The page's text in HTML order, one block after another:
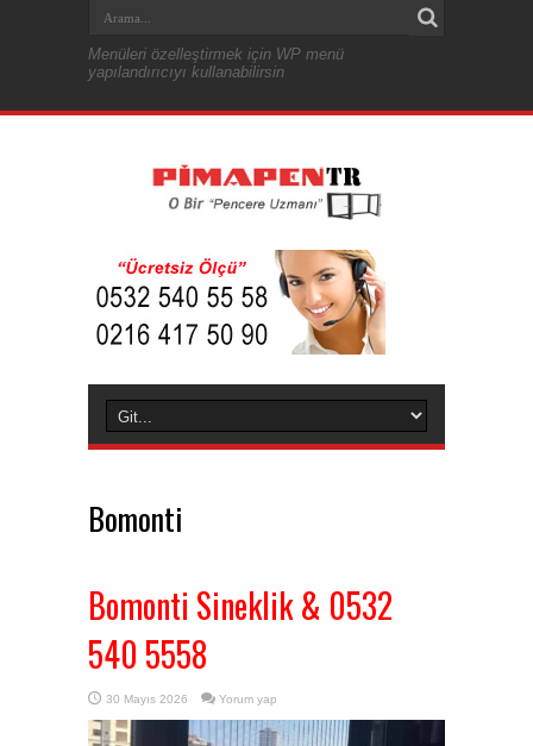
Menüleri özelleştirmek için WP menü
yapılandırıcıyı kullanabilirsin
Bomonti
Bomonti Sineklik & 0532
540 5558
30 Mayıs 2026 Yorum yap